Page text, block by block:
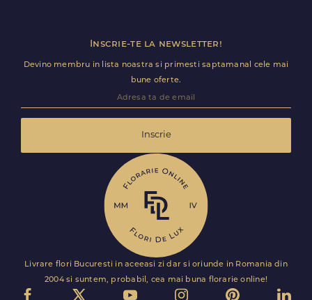
Inscrie-te la newsletter!
Devino membru in lista noastra si primesti saptamanal cele mai
bune oferte.
Inscrie
Livrare flori Bucuresti in aceeasi zi dar si oriunde in Romania din
2004 si suntem, probabil, cea mai buna florarie online!